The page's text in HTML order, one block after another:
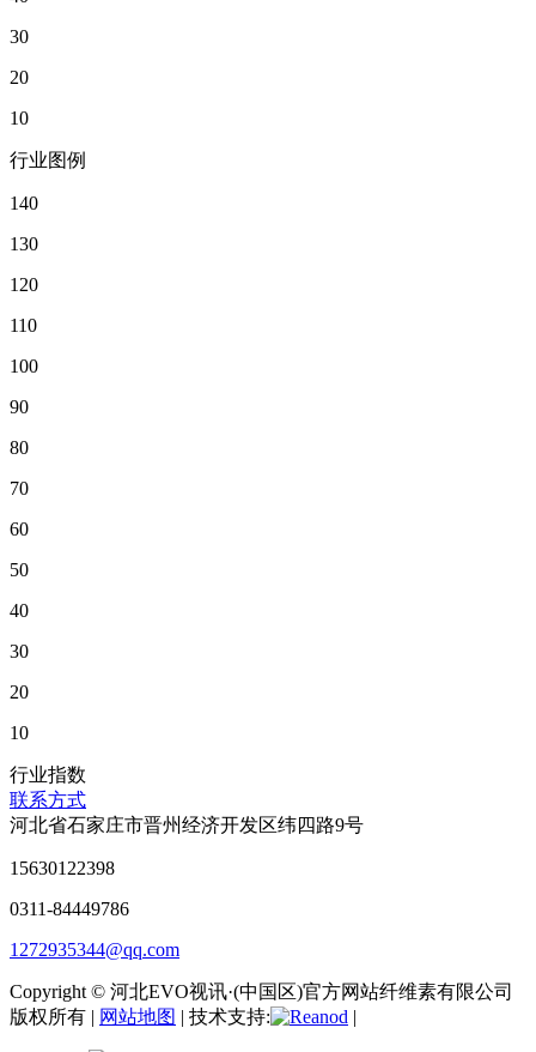
30
20
10
行业图例
140
130
120
110
100
90
80
70
60
50
40
30
20
10
行业指数
联系方式
河北省石家庄市晋州经济开发区纬四路9号
15630122398
0311-84449786
1272935344@qq.com
Copyright © 河北EVO视讯·(中国区)官方网站纤维素有限公司
版权所有 | 网站地图 | 技术支持: |